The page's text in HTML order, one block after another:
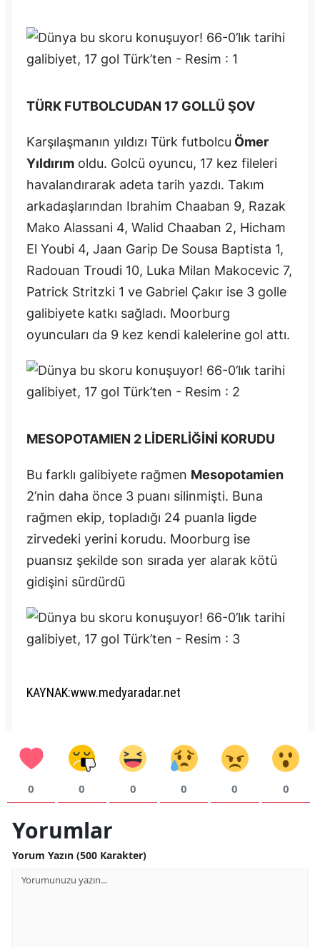
TÜRK FUTBOLCUDAN 17 GOLLÜ ŞOV
Karşılaşmanın yıldızı Türk futbolcu Ömer
Yıldırım oldu. Golcü oyuncu, 17 kez fileleri
havalandırarak adeta tarih yazdı. Takım
arkadaşlarından Ibrahim Chaaban 9, Razak
Mako Alassani 4, Walid Chaaban 2, Hicham
El Youbi 4, Jaan Garip De Sousa Baptista 1,
Radouan Troudi 10, Luka Milan Makocevic 7,
Patrick Stritzki 1 ve Gabriel Çakır ise 3 golle
galibiyete katkı sağladı. Moorburg
oyuncuları da 9 kez kendi kalelerine gol attı.
MESOPOTAMIEN 2 LİDERLİĞİNİ KORUDU
Bu farklı galibiyete rağmen Mesopotamien
2’nin daha önce 3 puanı silinmişti. Buna
rağmen ekip, topladığı 24 puanla ligde
zirvedeki yerini korudu. Moorburg ise
puansız şekilde son sırada yer alarak kötü
gidişini sürdürdü
KAYNAK:www.medyaradar.net
0 0 0 0 0 0
Yorumlar
Yorum Yazın (500 Karakter)